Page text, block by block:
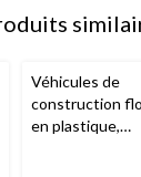
Véhicules de
construction
en plastique,